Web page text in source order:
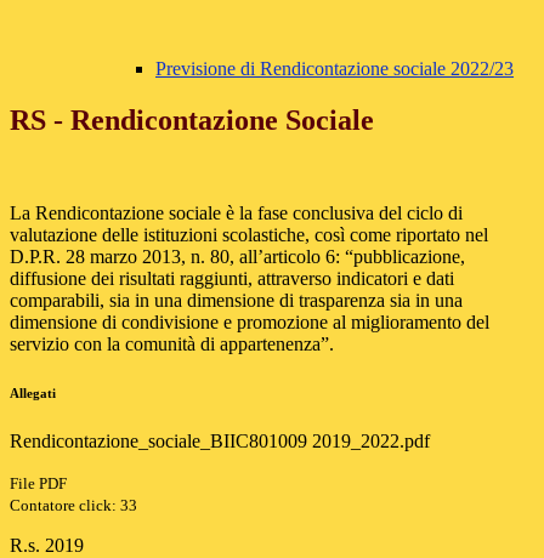
Previsione di Rendicontazione sociale 2022/23
RS - Rendicontazione Sociale
La Rendicontazione sociale è la fase conclusiva del ciclo di
valutazione delle istituzioni scolastiche, così come riportato nel
D.P.R. 28 marzo 2013, n. 80, all’articolo 6: “pubblicazione,
diffusione dei risultati raggiunti, attraverso indicatori e dati
comparabili, sia in una dimensione di trasparenza sia in una
dimensione di condivisione e promozione al miglioramento del
servizio con la comunità di appartenenza”.
Allegati
Rendicontazione_sociale_BIIC801009 2019_2022.pdf
File PDF
Contatore click: 33
R.s. 2019